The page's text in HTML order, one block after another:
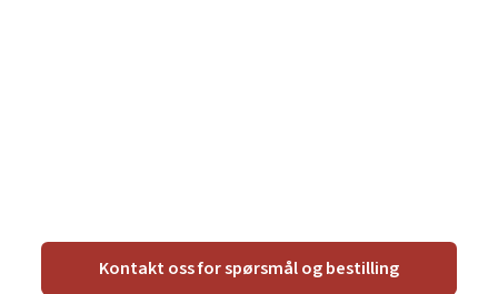
Kontakt oss for spørsmål og bestilling